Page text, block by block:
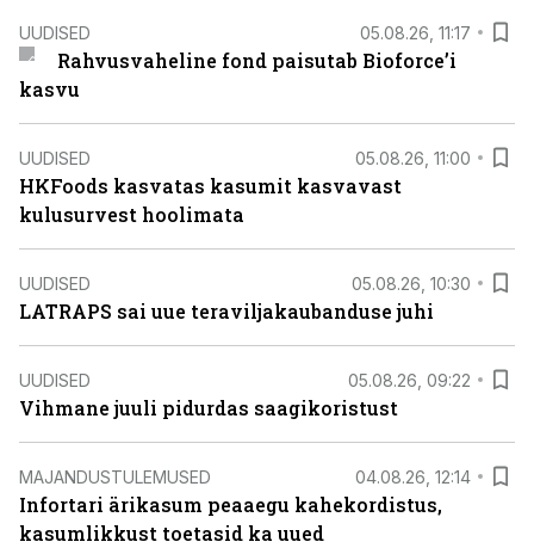
UUDISED 05.08.26, 11:17
Rahvusvaheline fond paisutab Bioforce’i
kasvu
UUDISED 05.08.26, 11:00
HKFoods kasvatas kasumit kasvavast
kulusurvest hoolimata
UUDISED 05.08.26, 10:30
LATRAPS sai uue teraviljakaubanduse juhi
UUDISED 05.08.26, 09:22
Vihmane juuli pidurdas saagikoristust
MAJANDUSTULEMUSED 04.08.26, 12:14
Infortari ärikasum peaaegu kahekordistus,
kasumlikkust toetasid ka uued